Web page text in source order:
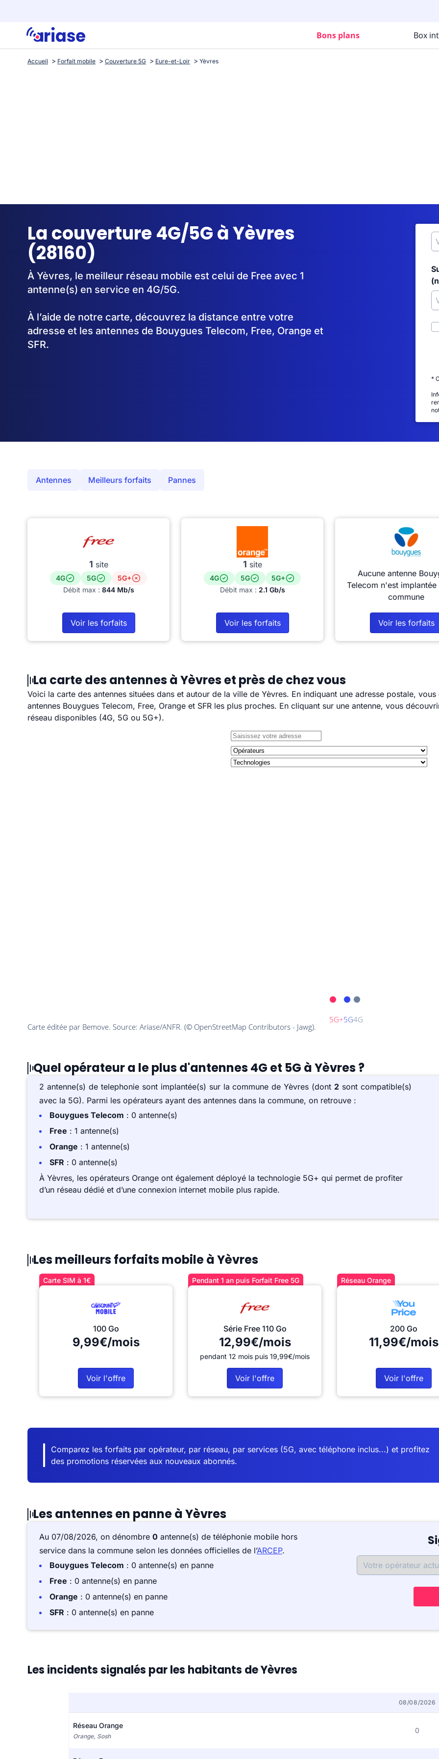
Bons plans Box
Accueil Forfait mobile Couverture 5G Eure-et-Loir Yèvres
La couverture 4G/5G à Yèvres
(28160)
À Yèvres, le meilleur réseau mobile est celui de Free avec 1
antenne(s) en service en 4G/5G.
À l’aide de notre carte, découvrez la distance entre votre
adresse et les antennes de Bouygues Telecom, Free, Orange et
SFR.
*
Antennes Meilleurs forfaits Pannes
1 site
4G 5G
5G+
Débit max : 844 Mb/s
Voir les forfaits
1 site
4G 5G
5G+
Débit max : 2.1 Gb/s
Voir les forfaits
Aucune antenne
Telecom n'est implantée
commune
Voir les forfaits
La carte des antennes à Yèvres et près de chez vous
Voici la carte des antennes situées dans et autour de la ville de Yèvres. En indiquant une adresse postale,
antennes Bouygues Telecom, Free, Orange et SFR les plus proches. En cliquant sur une antenne, vous
réseau disponibles (4G, 5G ou 5G+).
Quel opérateur a le plus d'antennes 4G et 5G à Yèvres ?
2 antenne(s) de telephonie sont implantée(s) sur la commune de Yèvres (dont 2 sont compatible(s)
avec la 5G). Parmi les opérateurs ayant des antennes dans la commune, on retrouve :
Bouygues Telecom : 0 antenne(s)
Free : 1 antenne(s)
Orange : 1 antenne(s)
SFR : 0 antenne(s)
À Yèvres, les opérateurs Orange ont également déployé la technologie 5G+ qui permet de profiter
d’un réseau dédié et d’une connexion internet mobile plus rapide.
Les meilleurs forfaits mobile à Yèvres
Carte SIM à 1€
100 Go
9,99€/mois
Voir l'offre
Pendant 1 an puis Forfait Free 5G
Série Free 110 Go
12,99€/mois
pendant 12 mois puis 19,99€/mois
Voir l'offre
Réseau Orange
200 Go
11,99€/mois
Voir l'offre
Comparez les forfaits par opérateur, par réseau, par services (5G, avec téléphone inclus...) et profitez
des promotions réservées aux nouveaux abonnés.
Les antennes en panne à Yèvres
Au 07/08/2026, on dénombre 0 antenne(s) de téléphonie mobile hors
service dans la commune selon les données officielles de l’ARCEP.
Bouygues Telecom : 0 antenne(s) en panne
Free : 0 antenne(s) en panne
Orange : 0 antenne(s) en panne
SFR : 0 antenne(s) en panne
Les incidents signalés par les habitants de Yèvres
08/08/2026
Réseau Orange
Orange, Sosh
0